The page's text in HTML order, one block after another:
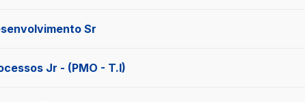
Sr
Jr - (PMO - T.I)